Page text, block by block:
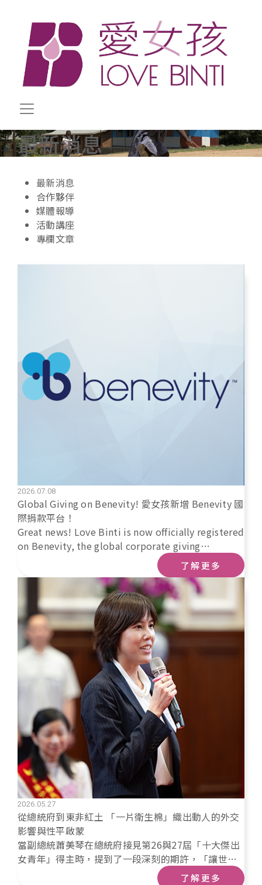
最新消息
最新消息
合作夥伴
媒體報導
活動講座
專欄文章
2026.07.08
Global Giving on Benevity! 愛女孩新增 Benevity 國
際捐款平台！
Great news! Love Binti is now officially registered
on Benevity, the global corporate giving
platform. If your company uses Benevity, your
donations (
了解更多
2026.05.27
從總統府到東非紅土 「一片衛生棉」織出動人的外交
影響與性平啟蒙
當副總統蕭美琴在總統府接見第26與27屆「十大傑出
女青年」得主時，提到了一段深刻的期許，「讓世界
看見臺灣良善、溫暖且充滿創新的生命力」。
了解更多